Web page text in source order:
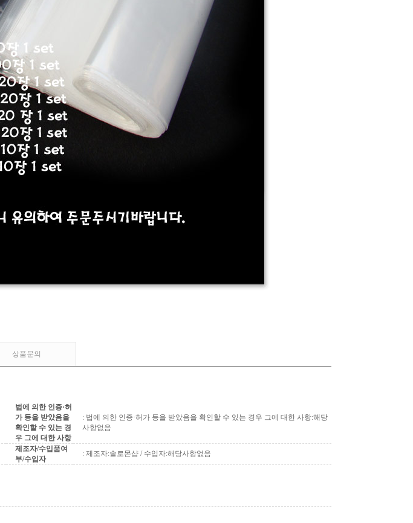
상품문의
법에 의한 인증·허
가 등을 받았음을
확인할 수 있는 경
우 그에 대한 사항
: 법에 의한 인증·허가 등을 받았음을 확인할 수 있는 경우 그에 대한 사항:해당
사항없음
제조자/수입품여
부/수입자
: 제조자:솔로몬샵 / 수입자:해당사항없음